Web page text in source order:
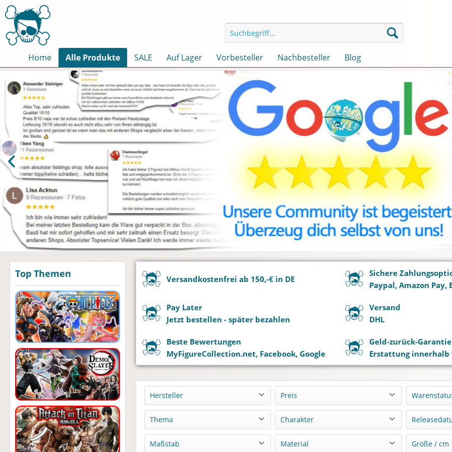
Home Alle Produkte SALE Auf Lager Vorbesteller Nachbesteller Blog
Versandkostenfrei ab 150,-€ in DE
Sichere
Paypal, Amazon Pay,
Pay Later
Jetzt bestellen - später bezahlen
Versand
DHL
Beste Bewertungen
MyFigureCollection.net, Facebook, Google
Geld-zurück-Garantie
Erstattung innerhalb
Top Themen
Hersteller
Ami Ami
ADK Emotions
Animeone
Preis
von0,00 €bis4499,90 €
Thema
Guillermo del Toro
Charakter
Alice Nakiri
11-2024
Maßstab Material Größe / cm